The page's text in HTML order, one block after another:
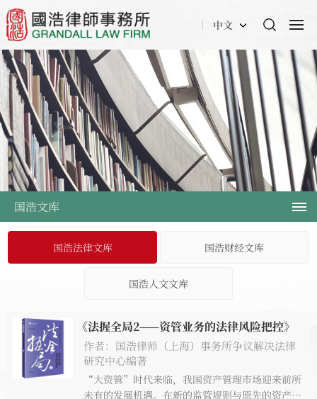
中文
国浩文库
国浩法律文库 国浩财经文库
国浩人文文库
《法握全局2——资管业务的法律风险把控》
作者：国浩律师（上海）事务所争议解决法律
研究中心编著
“大资管”时代来临，我国资产管理市场迎来前所
未有的发展机遇。在新的监管规则与原先的资产管